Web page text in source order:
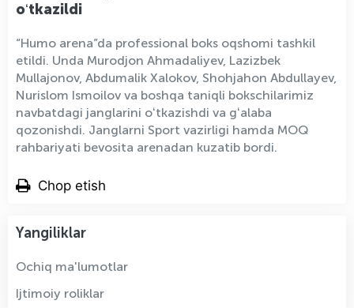
oʻtkazildi
“Humo arena”da professional boks oqshomi tashkil
etildi. Unda Murodjon Ahmadaliyev, Lazizbek
Mullajonov, Abdumalik Xalokov, Shohjahon Abdullayev,
Nurislom Ismoilov va boshqa taniqli bokschilarimiz
navbatdagi janglarini oʻtkazishdi va gʻalaba
qozonishdi. Janglarni Sport vazirligi hamda MOQ
rahbariyati bevosita arenadan kuzatib bordi.
Chop etish
Yangiliklar
Ochiq ma'lumotlar
Ijtimoiy roliklar